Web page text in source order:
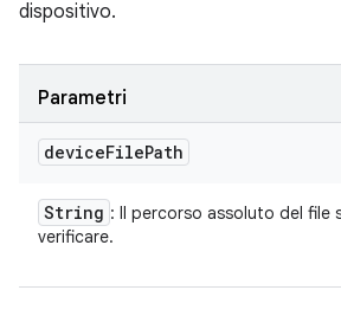
dispositivo.
Parametri
deviceFilePath
String : Il percorso assoluto del file
verificare.